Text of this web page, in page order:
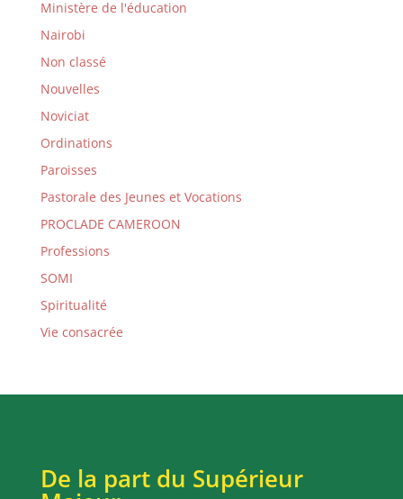
Ministère de l'éducation
Nairobi
Non classé
Nouvelles
Noviciat
Ordinations
Paroisses
Pastorale des Jeunes et Vocations
PROCLADE CAMEROON
Professions
SOMI
Spiritualité
Vie consacrée
De la part du Supérieur